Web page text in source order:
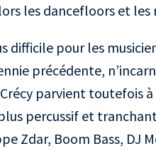
les dancefloors et les
difficile pour les
précédente,
parvient toutefois
percussif et
Zdar, Boom Bass, DJ